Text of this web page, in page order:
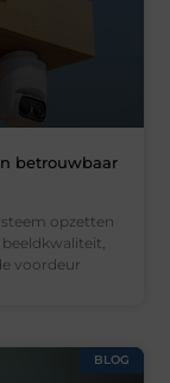
betrouwbaar
opzetten
voordeur
BLOG